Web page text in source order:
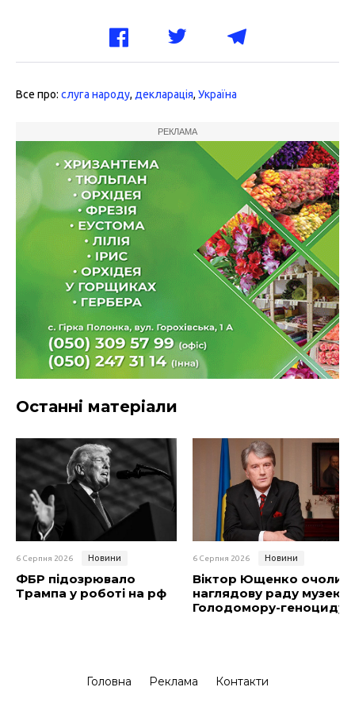
Все про: слуга народу, декларація, Україна
РЕКЛАМА
Останні матеріали
6 Серпня 2026 Новини
ФБР підозрювало
Трампа у роботі на рф
6 Серпня 2026 Новини
Віктор Ющенко очолив
наглядову раду музею
Голодомору-геноциду
Головна Реклама Контакти